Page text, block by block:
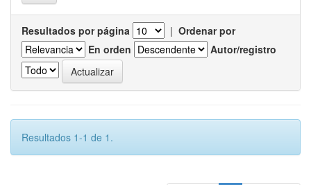
Resultados por página | Ordenar por
En orden
Autor/registro
Resultados 1-1 de 1.